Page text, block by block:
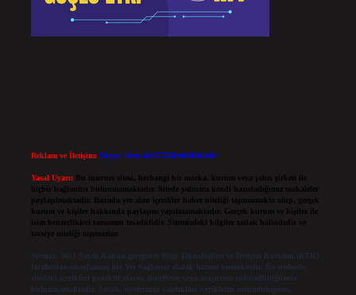
Reklam ve İletişim: Skype: live:.cid.575569c608265c69
Yasal Uyarı:
Bu internet sitesi, herhangi bir marka, kurum veya şahıs şirketi ile
hiçbir bağlantısı bulunmamaktadır. Sitede yalnızca kendi hazırladığımız makaleler
paylaşılmaktadır. Burada yer alan içerikler haber niteliği taşımamakta olup, gerçek
kurum ve kişiler hakkında paylaşım yapılmamaktadır. Gerçek kurum ve kişiler ile
isim benzerlikleri tamamen tesadüfidir. Sitemizdeki bilgiler taslak halindedir ve
tavsiye niteliği taşımazlar.
Sitemiz, 5651 Sayılı Kanun gereğince Bilgi Teknolojileri ve İletişim Kurumu (BTK)
tarafından onaylanmış bir Yer Sağlayıcı olarak hizmet vermektedir. Bu nedenle,
sitedeki içerikleri proaktif olarak denetleme veya araştırma yükümlülüğümüz
bulunmamaktadır. Ancak, üyelerimiz yazdıkları içeriklerin sorumluluğunu